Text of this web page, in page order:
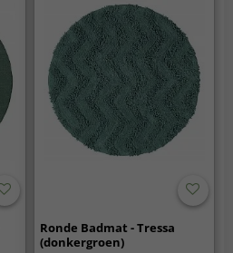
Ronde Badmat - Tressa
(donkergroen)